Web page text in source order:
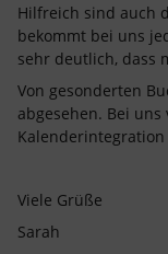
Hilfreich sind auch
bekommt bei uns
sehr deutlich, dass
Von gesonderten
abgesehen. Bei
Viele Grüße
Sarah